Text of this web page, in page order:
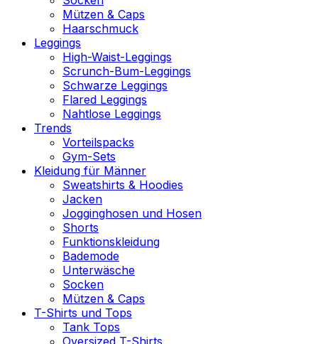
Mützen & Caps
Haarschmuck
Leggings
High-Waist-Leggings
Scrunch-Bum-Leggings
Schwarze Leggings
Flared Leggings
Nahtlose Leggings
Trends
Vorteilspacks
Gym-Sets
Kleidung für Männer
Sweatshirts & Hoodies
Jacken
Jogginghosen und Hosen
Shorts
Funktionskleidung
Bademode
Unterwäsche
Socken
Mützen & Caps
T-Shirts und Tops
Tank Tops
Oversized T-Shirts